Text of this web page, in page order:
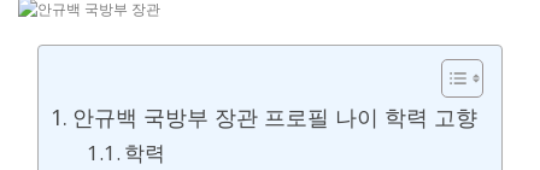
안규백 국방부 장관 프로필 나이 학력 고향
학력